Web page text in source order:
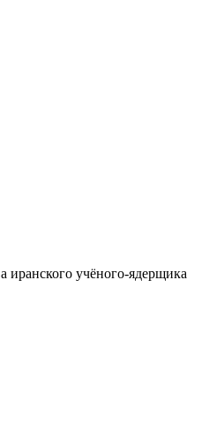
иранского учёного-ядерщика